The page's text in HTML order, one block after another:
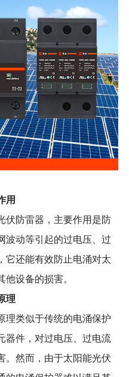
用
伏防雷器，主要作用是防
波动等引起的过电压、过
它还能有效防止电涌对太
设备的损害。
理
理类似于传统的电涌保护
器件，对过电压、过电流
。然而，由于太阳能光伏